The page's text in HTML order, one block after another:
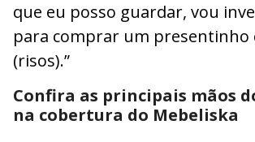
que eu posso guardar, vou
para comprar um
(risos).”
Confira as principais mãos
na cobertura do Mebeliska